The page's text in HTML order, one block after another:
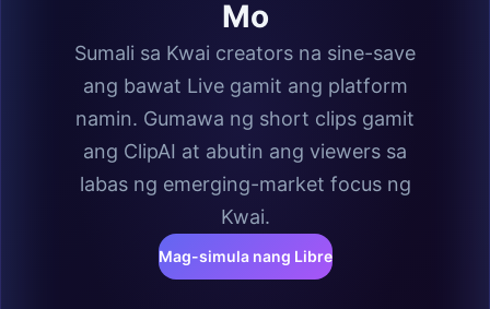
Mo
Sumali sa Kwai creators na sine-save
ang bawat Live gamit ang platform
namin. Gumawa ng short clips gamit
ang ClipAI at abutin ang viewers sa
labas ng emerging-market focus ng
Kwai.
Mag-simula nang Libre